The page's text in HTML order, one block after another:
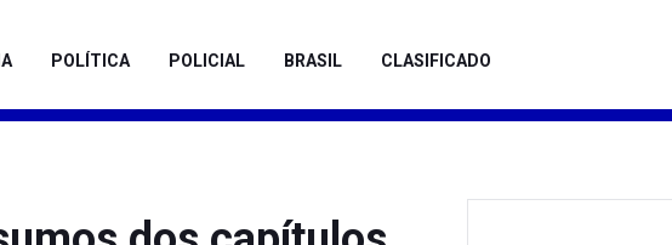
POLÍTICA POLICIAL BRASIL CLASIFICADO